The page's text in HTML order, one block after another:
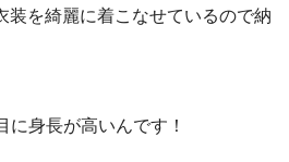
装を綺麗に着こなせているので納
に身長が高いんです！